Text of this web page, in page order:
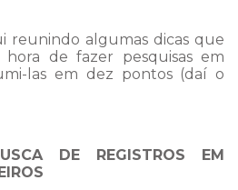
reunindo algumas dicas que
de fazer pesquisas em
las em dez pontos (daí o
DE REGISTROS EM